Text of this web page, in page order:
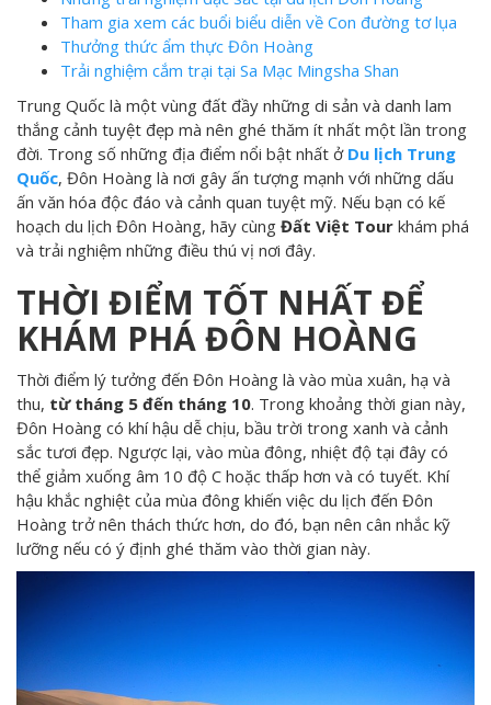
Tham gia xem các buổi biểu diễn về Con đường tơ lụa
Thưởng thức ẩm thực Đôn Hoàng
Trải nghiệm cắm trại tại Sa Mạc Mingsha Shan
Trung Quốc là một vùng đất đầy những di sản và danh lam
thắng cảnh tuyệt đẹp mà nên ghé thăm ít nhất một lần trong
đời. Trong số những địa điểm nổi bật nhất ở Du lịch Trung
Quốc, Đôn Hoàng là nơi gây ấn tượng mạnh với những dấu
ấn văn hóa độc đáo và cảnh quan tuyệt mỹ. Nếu bạn có kế
hoạch du lịch Đôn Hoàng, hãy cùng Đất Việt Tour khám phá
và trải nghiệm những điều thú vị nơi đây.
THỜI ĐIỂM TỐT NHẤT ĐỂ
KHÁM PHÁ ĐÔN HOÀNG
Thời điểm lý tưởng đến Đôn Hoàng là vào mùa xuân, hạ và
thu, từ tháng 5 đến tháng 10. Trong khoảng thời gian này,
Đôn Hoàng có khí hậu dễ chịu, bầu trời trong xanh và cảnh
sắc tươi đẹp. Ngược lại, vào mùa đông, nhiệt độ tại đây có
thể giảm xuống âm 10 độ C hoặc thấp hơn và có tuyết. Khí
hậu khắc nghiệt của mùa đông khiến việc du lịch đến Đôn
Hoàng trở nên thách thức hơn, do đó, bạn nên cân nhắc kỹ
lưỡng nếu có ý định ghé thăm vào thời gian này.